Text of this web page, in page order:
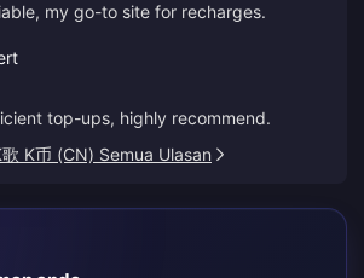
my go-to site for recharges.
top-ups, highly recommend.
K币 (CN) Semua Ulasan